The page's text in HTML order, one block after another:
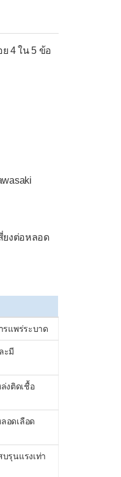
4 ใน 5 ข้อ
ยงต่อหลอด
รแพร่ระบาด
ะมี
งติดเชื้อ
อดเลือด
รุนแรงเท่า